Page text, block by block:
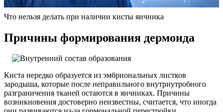
Что нельзя делать при наличии кисты яичника
Причины формирования дермоида
Киста нередко образуется из эмбриональных листков
зародыша, которые после неправильного внутриутробного
разграничения тканей остаются в яичниках. Причины
возникновения достоверно неизвестны, считается, что иногда